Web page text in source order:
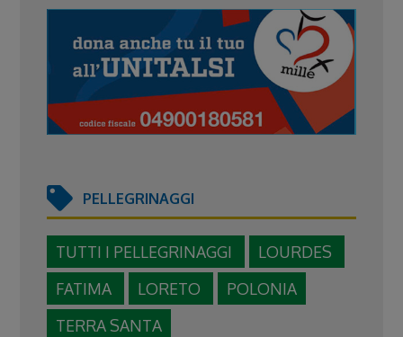
PELLEGRINAGGI
TUTTI I PELLEGRINAGGI
LOURDES
FATIMA
LORETO
POLONIA
TERRA SANTA